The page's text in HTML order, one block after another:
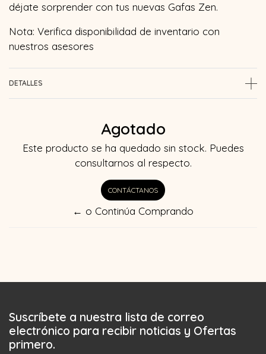
déjate sorprender con tus nuevas Gafas Zen.
Nota: Verifica disponibilidad de inventario con
nuestros asesores
DETALLES
Agotado
Este producto se ha quedado sin stock. Puedes
consultarnos al respecto.
CONTÁCTANOS
← o Continúa Comprando
Suscríbete a nuestra lista de correo
electrónico para recibir noticias y Ofertas
primero.